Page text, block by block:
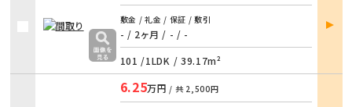
敷金 / 礼金 / 保証 / 敷引
- / 2ヶ月 / - / -
101 /1LDK / 39.17m²
部屋
詳細
6.25万円 / 共 2,500円